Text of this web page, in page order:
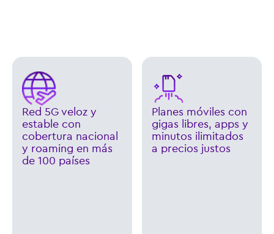
Red 5G veloz y
estable con
cobertura nacional
y roaming en más
de 100 países
Planes móviles con
gigas libres, apps y
minutos ilimitados
a precios justos